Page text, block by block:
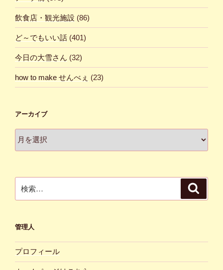
飲食店・観光施設 (86)
ど～でもいい話 (401)
今日の大雪さん (32)
how to make せんべぇ (23)
アーカイブ
ー
索:
管理人
プロフィール